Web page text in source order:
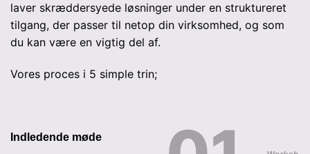
laver skræddersyede løsninger under en struktureret
tilgang, der passer til netop din virksomhed, og som
du kan være en vigtig del af.
Vores proces i 5 simple trin;
Indledende møde